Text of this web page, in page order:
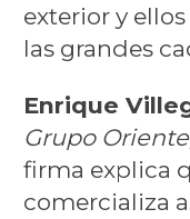
exterior y
las grandes
Enrique
Grupo
firma explica
comercializa